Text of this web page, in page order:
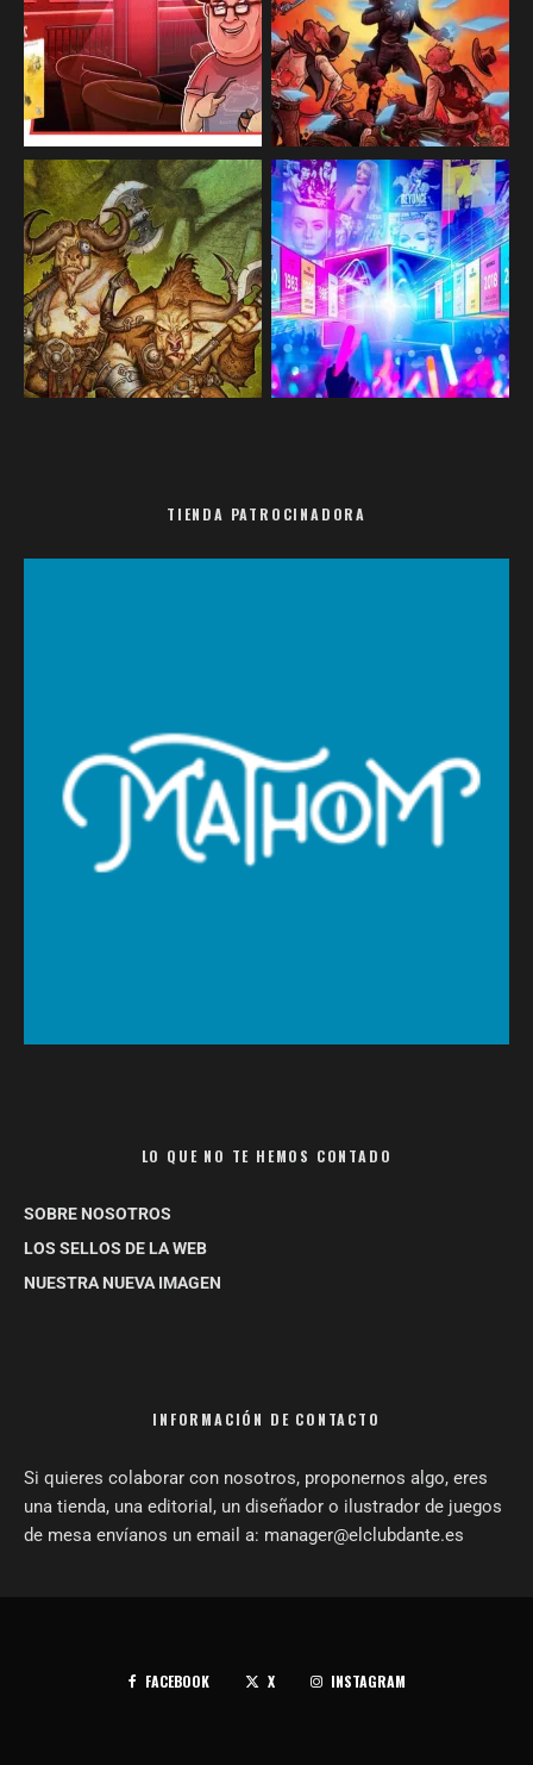
TIENDA PATROCINADORA
LO QUE NO TE HEMOS CONTADO
SOBRE NOSOTROS
LOS SELLOS DE LA WEB
NUESTRA NUEVA IMAGEN
INFORMACIÓN DE CONTACTO
Si quieres colaborar con nosotros, proponernos algo, eres
una tienda, una editorial, un diseñador o ilustrador de juegos
de mesa envíanos un email a: manager@elclubdante.es
FACEBOOK X INSTAGRAM